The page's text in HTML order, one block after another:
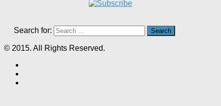
Search for:
© 2015. All Rights Reserved.